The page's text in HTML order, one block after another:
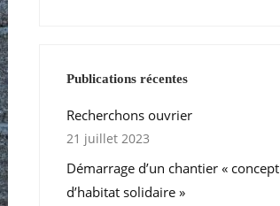
Publications récentes
Recherchons ouvrier
21 juillet 2023
Démarrage d’un chantier « concept
d’habitat solidaire »